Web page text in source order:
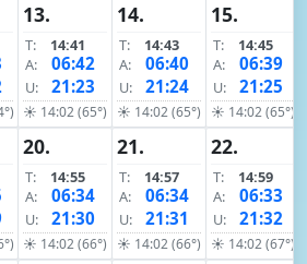
13.
T:
14:41
A:
06:42
U: 21:23
☀ 14:02 (65°)
14.
T:
14:43
A:
06:40
U: 21:24
☀ 14:02 (65°)
15.
T:
14:45
A:
06:39
U: 21:25
☀ 14:02 (65°)
20.
T:
14:55
A:
06:34
U: 21:30
☀ 14:02 (66°)
21.
T:
14:57
A:
06:34
U: 21:31
☀ 14:02 (66°)
22.
T:
14:59
A:
06:33
U: 21:32
☀ 14:02 (67°)